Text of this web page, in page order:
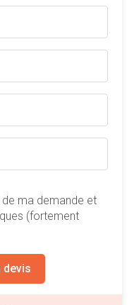
ma demande et
(fortement
devis